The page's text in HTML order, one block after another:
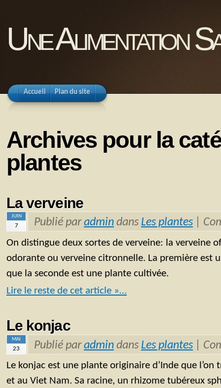
Une Alimentation
Accueil Plan du site
Archives pour la
plantes
La verveine
JUIN
7 Publié paradmin dans Les plantes
On distingue deux sortes de verveine: la verveine
odorante ou verveine citronnelle. La première est
que la seconde est une plante cultivée.
Lire le reste de cet article »…
Le konjac
MAI
23 Publié paradmin dans Les plantes
Le konjac est une plante originaire d’Inde que l’on
et au Viet Nam. Sa racine, un rhizome tubéreux